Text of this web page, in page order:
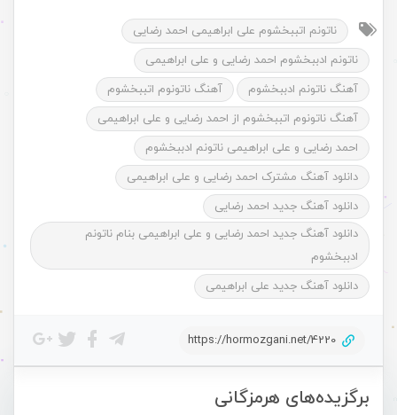
برگزیده‌های هرمزگانی
ناتونم اتببخشوم علی ابراهیمی احمد رضایی
ناتونم ادببخشوم احمد رضایی و علی ابراهیمی
آهنگ ناتونم ادببخشوم
آهنگ ناتونوم اتببخشوم
آهنگ ناتونوم اتببخشوم از احمد رضایی و علی ابراهیمی
احمد رضایی و علی ابراهیمی ناتونم ادببخشوم
دانلود آهنگ مشترک احمد رضایی و علی ابراهیمی
دانلود آهنگ جدید احمد رضایی
دانلود آهنگ جدید احمد رضایی و علی ابراهیمی بنام ناتونم
ادببخشوم
دانلود آهنگ جدید علی ابراهیمی
https://hormozgani.net/4220